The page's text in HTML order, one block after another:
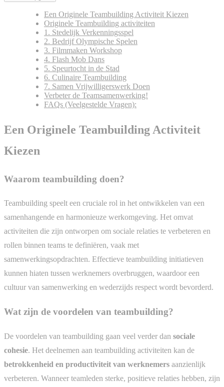
Een Originele Teambuilding Activiteit Kiezen
Originele Teambuilding activiteiten
1. Stedelijk Verkenningsspel
2. Bedrijf Olympische Spelen
3. Filmmaken Workshop
4. Flash Mob Dans
5. Speurtocht in de Stad
6. Culinaire Teambuilding
7. Samen Vrijwilligerswerk Doen
Verbeter de Teamsamenwerking!
FAQs (Veelgestelde Vragen):
Een Originele Teambuilding Activiteit
Kiezen
Waarom teambuilding doen?
Teambuilding speelt een cruciale rol in het ontwikkelen van een
samenhangende en harmonieuze werkomgeving. Het omvat
activiteiten die zijn ontworpen om sociale relaties te verbeteren en
rollen binnen teams te definiëren, vaak met
samenwerkingsopdrachten. Effectieve teambuilding initiatieven
kunnen hiaten tussen werknemers overbruggen, waardoor een
cultuur van samenwerking en wederzijds respect wordt bevorderd.
Wat zijn de voordelen van teambuilding?
De voordelen van teambuilding gaan veel verder dan sociale
cohesie. Het deelnemen aan teambuilding activiteiten kan de
betrokkenheid en productiviteit van werknemers aanzienlijk
verbeteren. Wanneer teamleden sterke, positieve relaties hebben, zijn